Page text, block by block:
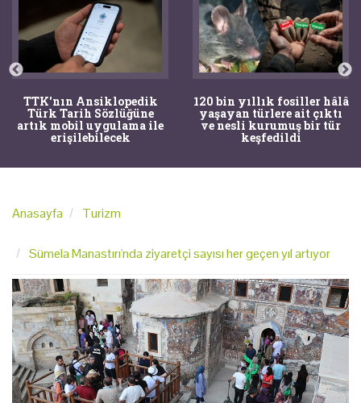
TTK'nın Ansiklopedik
Türk Tarih Sözlüğüne
artık mobil uygulama ile
erişilebilecek
120 bin yıllık fosiller hâlâ
yaşayan türlere ait çıktı
ve nesli kurumuş bir tür
keşfedildi
Anasayfa Turizm
Sümela Manastırı'nda ziyaretçi sayısı her geçen yıl artıyor